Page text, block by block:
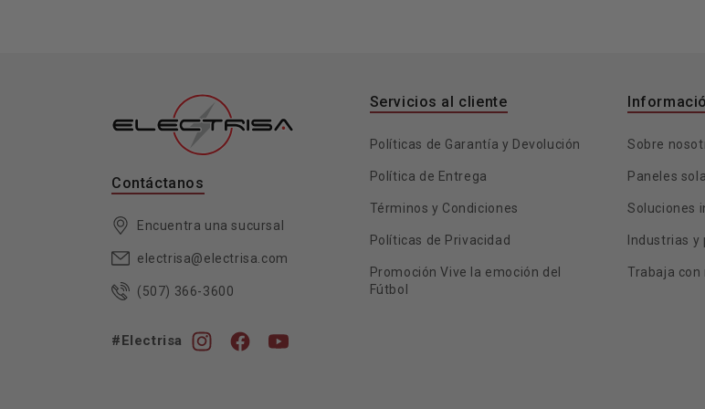
Contáctanos
Encuentra una sucursal
electrisa@electrisa.com
(507) 366-3600
#Electrisa
InstagramFacebookYouTube
Servicios al cliente
Políticas de Garantía y Devolución
Política de Entrega
Términos y Condiciones
Políticas de Privacidad
Promoción Vive la emoción del
Fútbol
Sobre
Paneles
Soluciones
Industrias
Trabaja con